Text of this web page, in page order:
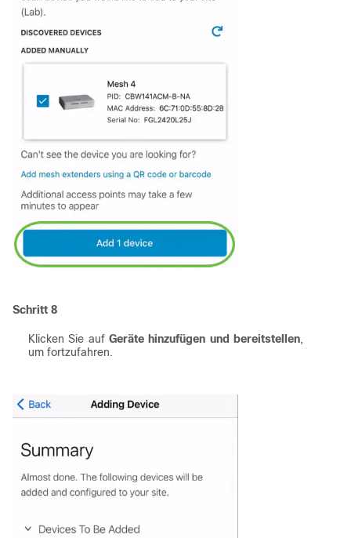
Schritt 8
Klicken Sie aufGeräte hinzufügen und bereitstellen,
um fortzufahren.